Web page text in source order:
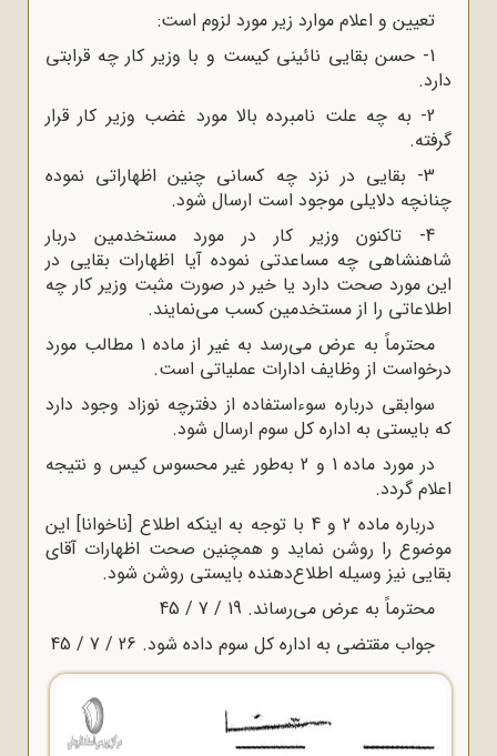
تعیین و اعلام موارد زیر مورد لزوم است:
1- حسن بقایی نائینی کیست و با وزیر کار چه قرابتی
دارد.
2- به چه علت نامبرده بالا مورد غضب وزیر کار قرار
گرفته.
3- بقایی در نزد چه کسانی چنین اظهاراتی نموده
چنانچه دلایلی موجود است ارسال شود.
4- تاکنون وزیر کار در مورد مستخدمین دربار
شاهنشاهی چه مساعدتی نموده آیا اظهارات بقایی در
این مورد صحت دارد یا خیر در صورت مثبت وزیر کار چه
اطلاعاتی را از مستخدمین کسب می‌نمایند.
محترماً به عرض می‌رسد به غیر از ماده 1 مطالب مورد
درخواست از وظایف ادارات عملیاتی است.
سوابقی درباره سوءاستفاده از دفترچه نوزاد وجود دارد
که بایستی به اداره کل سوم ارسال شود.
در مورد ماده 1 و 2 به‌طور غیر محسوس کیس و نتیجه
اعلام گردد.
درباره ماده 2 و 4 با توجه به اینکه اطلاع [ناخوانا] این
موضوع را روشن نماید و همچنین صحت اظهارات آقای
بقایی نیز وسیله اطلاع‌دهنده بایستی روشن شود.
محترماً به عرض می‌رساند. 19 / 7 / 45
جواب مقتضی به اداره کل سوم داده شود. 26 / 7 / 45